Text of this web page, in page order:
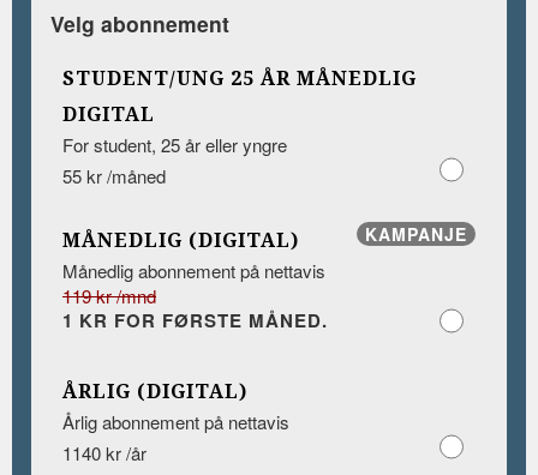
Velg abonnement
STUDENT/UNG 25 ÅR MÅNEDLIG
DIGITAL
For student, 25 år eller yngre
55 kr /måned
KAMPANJE
MÅNEDLIG (DIGITAL)
Månedlig abonnement på nettavis
119 kr /mnd
1 KR FOR FØRSTE MÅNED.
ÅRLIG (DIGITAL)
Årlig abonnement på nettavis
1140 kr /år